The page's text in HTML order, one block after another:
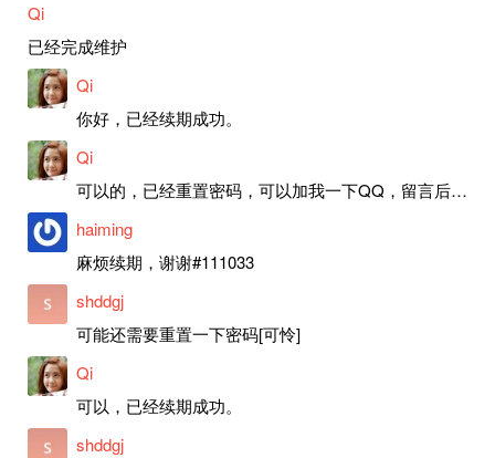
Qi
已经完成维护
Qi
你好，已经续期成功。
Qi
可以的，已经重置密码，可以加我一下QQ，留言后我就发密码给你。
haiming
麻烦续期，谢谢#111033
shddgj
可能还需要重置一下密码[可怜]
Qi
可以，已经续期成功。
shddgj